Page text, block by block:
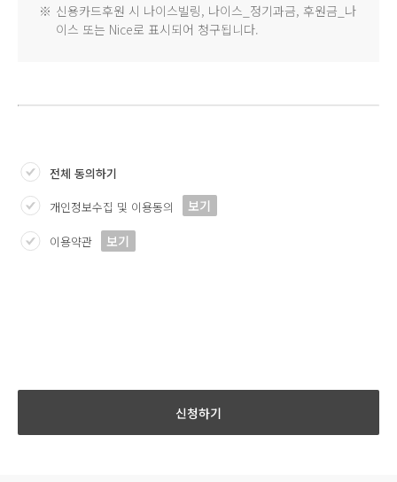
※ 신용카드후원 시 나이스빌링, 나이스_정기과금, 후원금_나
이스 또는 Nice로 표시되어 청구됩니다.
전체 동의하기
개인정보수집 및 이용동의 보기
이용약관 보기
신청하기